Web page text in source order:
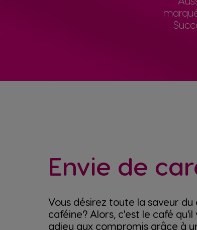
Envie de
Vous désirez toute la saveur du
caféine? Alors, c'est le café qu'il
adieu aux compromis grâce à